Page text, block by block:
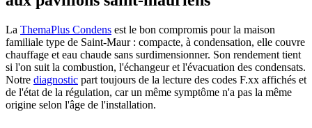
La ThemaPlus Condens est le bon compromis pour la maison
familiale type de Saint-Maur : compacte, à condensation, elle couvre
chauffage et eau chaude sans surdimensionner. Son rendement tient
si l'on suit la combustion, l'échangeur et l'évacuation des condensats.
Notre diagnostic part toujours de la lecture des codes F.xx affichés et
de l'état de la régulation, car un même symptôme n'a pas la même
origine selon l'âge de l'installation.